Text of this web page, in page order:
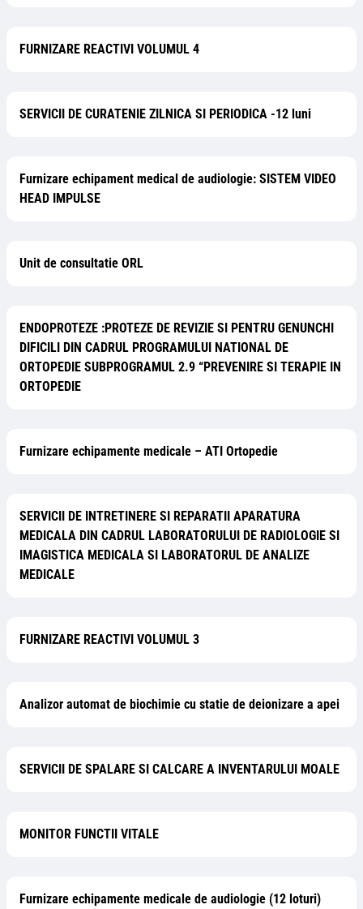
FURNIZARE REACTIVI VOLUMUL 4
SERVICII DE CURATENIE ZILNICA SI PERIODICA -12 luni
Furnizare echipament medical de audiologie: SISTEM VIDEO
HEAD IMPULSE
Unit de consultatie ORL
ENDOPROTEZE :PROTEZE DE REVIZIE SI PENTRU GENUNCHI
DIFICILI DIN CADRUL PROGRAMULUI NATIONAL DE
ORTOPEDIE SUBPROGRAMUL 2.9 “PREVENIRE SI TERAPIE IN
ORTOPEDIE
Furnizare echipamente medicale – ATI Ortopedie
SERVICII DE INTRETINERE SI REPARATII APARATURA
MEDICALA DIN CADRUL LABORATORULUI DE RADIOLOGIE SI
IMAGISTICA MEDICALA SI LABORATORUL DE ANALIZE
MEDICALE
FURNIZARE REACTIVI VOLUMUL 3
Analizor automat de biochimie cu statie de deionizare a apei
SERVICII DE SPALARE SI CALCARE A INVENTARULUI MOALE
MONITOR FUNCTII VITALE
Furnizare echipamente medicale de audiologie (12 loturi)